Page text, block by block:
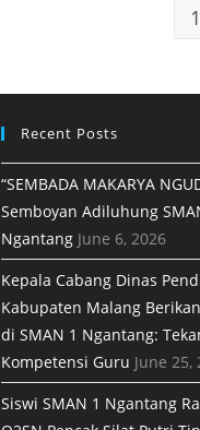
1
Recent Posts
“SEMBADA MAKARYA
Semboyan Adiluhung
Ngantang June 6, 2026
Kepala Cabang Dinas
Kabupaten Malang
di SMAN 1 Ngantang:
Kompetensi Guru June 25,
Siswi SMAN 1 Ngantang